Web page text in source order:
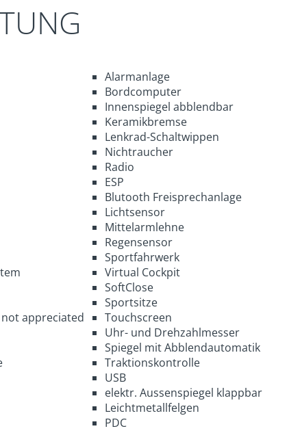
appreciated
Alarmanlage
Bordcomputer
Innenspiegel abblendbar
Keramikbremse
Lenkrad-Schaltwippen
Nichtraucher
Radio
ESP
Blutooth Freisprechanlage
Lichtsensor
Mittelarmlehne
Regensensor
Sportfahrwerk
Virtual Cockpit
SoftClose
Sportsitze
Touchscreen
Uhr- und Drehzahlmesser
Spiegel mit Abblendautomatik
Traktionskontrolle
USB
elektr. Aussenspiegel klappbar
Leichtmetallfelgen
PDC